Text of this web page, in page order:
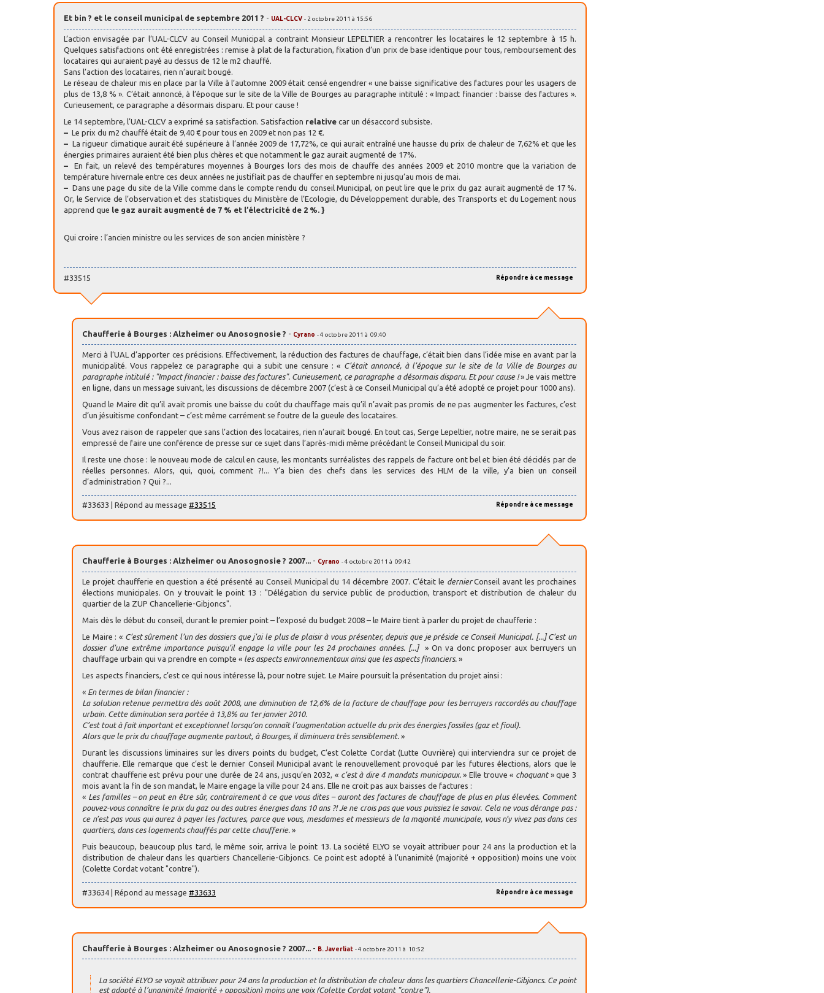
Et bin ? et le conseil municipal de septembre 2011 ? - UAL-CLCV - 2 octobre 2011 à 15:56
L’action envisagée par l’UAL-CLCV au Conseil Municipal a contraint Monsieur LEPELTIER a rencontrer les locataires le 12 septembre à 15 h.
Quelques satisfactions ont été enregistrées : remise à plat de la facturation, fixation d’un prix de base identique pour tous, remboursement des
locataires qui auraient payé au dessus de 12 le m2 chauffé.
Sans l’action des locataires, rien n’aurait bougé.
Le réseau de chaleur mis en place par la Ville à l’automne 2009 était censé engendrer « une baisse significative des factures pour les usagers de
plus de 13,8 % ». C’était annoncé, à l’époque sur le site de la Ville de Bourges au paragraphe intitulé : « Impact financier : baisse des factures ».
Curieusement, ce paragraphe a désormais disparu. Et pour cause !
Le 14 septembre, l’UAL-CLCV a exprimé sa satisfaction. Satisfaction relative car un désaccord subsiste.
– Le prix du m2 chauffé était de 9,40 € pour tous en 2009 et non pas 12 €.
– La rigueur climatique aurait été supérieure à l’année 2009 de 17,72%, ce qui aurait entraîné une hausse du prix de chaleur de 7,62% et que les
énergies primaires auraient été bien plus chères et que notamment le gaz aurait augmenté de 17%.
– En fait, un relevé des températures moyennes à Bourges lors des mois de chauffe des années 2009 et 2010 montre que la variation de
température hivernale entre ces deux années ne justifiait pas de chauffer en septembre ni jusqu’au mois de mai.
– Dans une page du site de la Ville comme dans le compte rendu du conseil Municipal, on peut lire que le prix du gaz aurait augmenté de 17 %.
Or, le Service de l’observation et des statistiques du Ministère de l’Ecologie, du Développement durable, des Transports et du Logement nous
apprend que le gaz aurait augmenté de 7 % et l’électricité de 2 %. }
Qui croire : l’ancien ministre ou les services de son ancien ministère ?
Répondre à ce message
#33515
Chaufferie à Bourges : Alzheimer ou Anosognosie ? - Cyrano - 4 octobre 2011 à 09:40
Merci à l’UAL d’apporter ces précisions. Effectivement, la réduction des factures de chauffage, c’était bien dans l’idée mise en avant par la
municipalité. Vous rappelez ce paragraphe qui a subit une censure : « C’était annoncé, à l’époque sur le site de la Ville de Bourges au
paragraphe intitulé : "Impact financier : baisse des factures". Curieusement, ce paragraphe a désormais disparu. Et pour cause !» Je vais mettre
en ligne, dans un message suivant, les discussions de décembre 2007 (c’est à ce Conseil Municipal qu’a été adopté ce projet pour 1000 ans).
Quand le Maire dit qu’il avait promis une baisse du coût du chauffage mais qu’il n’avait pas promis de ne pas augmenter les factures, c’est
d’un jésuitisme confondant – c’est même carrément se foutre de la gueule des locataires.
Vous avez raison de rappeler que sans l’action des locataires, rien n’aurait bougé. En tout cas, Serge Lepeltier, notre maire, ne se serait pas
empressé de faire une conférence de presse sur ce sujet dans l’après-midi même précédant le Conseil Municipal du soir.
Il reste une chose : le nouveau mode de calcul en cause, les montants surréalistes des rappels de facture ont bel et bien été décidés par de
réelles personnes. Alors, qui, quoi, comment ?!... Y’a bien des chefs dans les services des HLM de la ville, y’a bien un conseil
d’administration ? Qui ?...
Répondre à ce message
#33633 | Répond au message #33515
Chaufferie à Bourges : Alzheimer ou Anosognosie ? 2007... - Cyrano - 4 octobre 2011 à 09:42
Le projet chaufferie en question a été présenté au Conseil Municipal du 14 décembre 2007. C’était le dernierConseil avant les prochaines
élections municipales. On y trouvait le point 13 : "Délégation du service public de production, transport et distribution de chaleur du
quartier de la ZUP Chancellerie-Gibjoncs".
Mais dès le début du conseil, durant le premier point – l’exposé du budget 2008 – le Maire tient à parler du projet de chaufferie :
Le Maire : « C’est sûrement l’un des dossiers que j’ai le plus de plaisir à vous présenter, depuis que je préside ce Conseil Municipal. [...] C’est un
dossier d’une extrême importance puisqu’il engage la ville pour les 24 prochaines années. [...]
» On va donc proposer aux berruyers un
chauffage urbain qui va prendre en compte « les aspects environnementaux ainsi que les aspects financiers. »
Les aspects financiers, c’est ce qui nous intéresse là, pour notre sujet. Le Maire poursuit la présentation du projet ainsi :
« En termes de bilan financier :
La solution retenue permettra dès août 2008, une diminution de 12,6% de la facture de chauffage pour les berruyers raccordés au chauffage
urbain. Cette diminution sera portée à 13,8% au 1er janvier 2010.
C’est tout à fait important et exceptionnel lorsqu’on connaît l’augmentation actuelle du prix des énergies fossiles (gaz et fioul).
Alors que le prix du chauffage augmente partout, à Bourges, il diminuera très sensiblement. »
Durant les discussions liminaires sur les divers points du budget, C’est Colette Cordat (Lutte Ouvrière) qui interviendra sur ce projet de
chaufferie. Elle remarque que c’est le dernier Conseil Municipal avant le renouvellement provoqué par les futures élections, alors que le
contrat chaufferie est prévu pour une durée de 24 ans, jusqu’en 2032, « c’est à dire 4 mandats municipaux.» Elle trouve « choquant» que 3
mois avant la fin de son mandat, le Maire engage la ville pour 24 ans. Elle ne croit pas aux baisses de factures :
« Les familles – on peut en être sûr, contrairement à ce que vous dites – auront des factures de chauffage de plus en plus élevées. Comment
pouvez-vous connaître le prix du gaz ou des autres énergies dans 10 ans ?! Je ne crois pas que vous puissiez le savoir. Cela ne vous dérange pas :
ce n’est pas vous qui aurez à payer les factures, parce que vous, mesdames et messieurs de la majorité municipale, vous n’y vivez pas dans ces
quartiers, dans ces logements chauffés par cette chaufferie. »
Puis beaucoup, beaucoup plus tard, le même soir, arriva le point 13. La société ELYO se voyait attribuer pour 24 ans la production et la
distribution de chaleur dans les quartiers Chancellerie-Gibjoncs. Ce point est adopté à l’unanimité (majorité + opposition) moins une voix
(Colette Cordat votant "contre").
Répondre à ce message
#33634 | Répond au message #33633
Chaufferie à Bourges : Alzheimer ou Anosognosie ? 2007... - B. Javerliat - 4 octobre 2011 à 10:52
La société ELYO se voyait attribuer pour 24 ans la production et la distribution de chaleur dans les quartiers Chancellerie-Gibjoncs. Ce point
est adopté à l’unanimité (majorité + opposition) moins une voix (Colette Cordat votant "contre").